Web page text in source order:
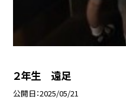
２年生 遠足
公開日 2025/05/21